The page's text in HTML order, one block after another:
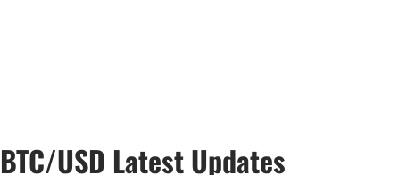
BTC/USD Latest Updates